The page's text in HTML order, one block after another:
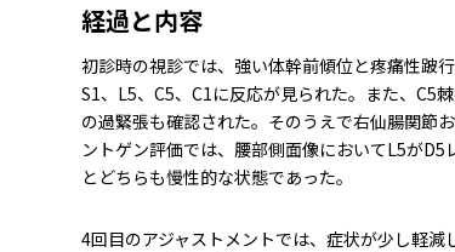
経過と内容
初診時の視診では、強い体幹前傾位と疼痛性跛
S1、L5、C5、C1に反応が見られた。また、C5
の過緊張も確認された。そのうえで右仙腸関節
ントゲン評価では、腰部側面像においてL5が
とどちらも慢性的な状態であった。
4回目のアジャストメントでは、症状が少し軽